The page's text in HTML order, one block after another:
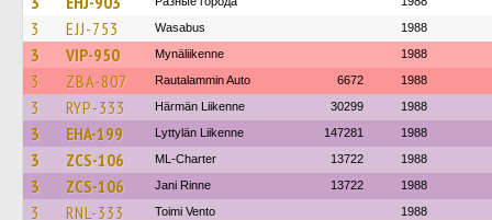
3 EJJ-753 Wasabus 1988
3 VIP-950 Mynäliikenne 1988
3 ZBA-807 Rautalammin Auto 6672 1988
3 RYP-333 Härmän Liikenne 30299 1988
3 EHA-199 Lyttylän Liikenne 147281 1988
3 ZCS-106 ML-Charter 13722 1988
3 ZCS-106 Jani Rinne 13722 1988
3 RNL-333 Toimi Vento 1988